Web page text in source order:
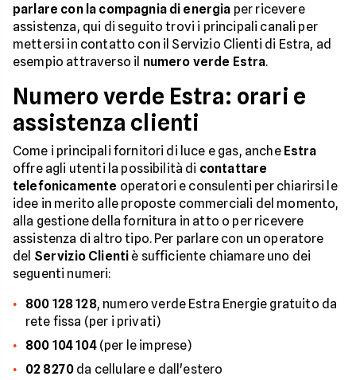
parlare con la compagnia di energia per ricevere
assistenza, qui di seguito trovi i principali canali per
mettersi in contatto con il Servizio Clienti di Estra, ad
esempio attraverso il numero verde Estra.
Numero verde Estra: orari e
assistenza clienti
Come i principali fornitori di luce e gas, anche Estra
offre agli utenti la possibilità di contattare
telefonicamente operatori e consulenti per chiarirsi le
idee in merito alle proposte commerciali del momento,
alla gestione della fornitura in atto o per ricevere
assistenza di altro tipo. Per parlare con un operatore
del Servizio Clienti è sufficiente chiamare uno dei
seguenti numeri:
800 128 128, numero verde Estra Energie gratuito da
rete fissa (per i privati)
800 104 104(per le imprese)
02 8270 da cellulare e dall'estero